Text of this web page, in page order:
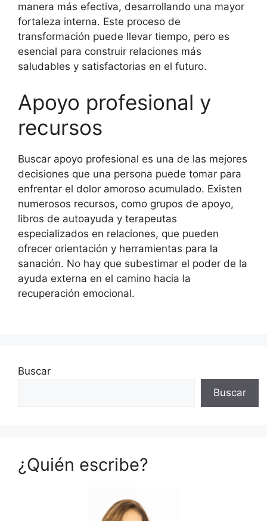
manera más efectiva, desarrollando una mayor
fortaleza interna. Este proceso de
transformación puede llevar tiempo, pero es
esencial para construir relaciones más
saludables y satisfactorias en el futuro.
Apoyo profesional y
recursos
Buscar apoyo profesional es una de las mejores
decisiones que una persona puede tomar para
enfrentar el dolor amoroso acumulado. Existen
numerosos recursos, como grupos de apoyo,
libros de autoayuda y terapeutas
especializados en relaciones, que pueden
ofrecer orientación y herramientas para la
sanación. No hay que subestimar el poder de la
ayuda externa en el camino hacia la
recuperación emocional.
Buscar
Buscar
¿Quién escribe?